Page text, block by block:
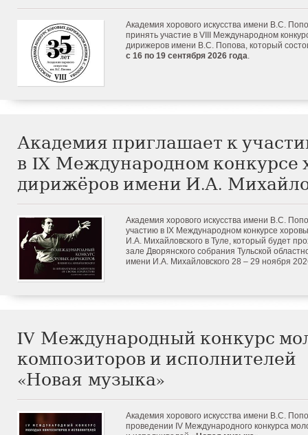
Академия хорового искусства имени В.С.
принять участие в VIII
Международном
дирижеров имени В.С. Попова, который
с 16 по 19 сентября 2026 года.
Академия приглашает к
в IX Международном конкурсе
дирижёров имени И.А.
Академия хорового искусства имени В.С.
участию в IX Международном конкурсе
И.А. Михайловского в Туле, который будет
зале Дворянского собрания Тульской
имени И.А. Михайловского 28 – 29 ноября
IV Международный конкурс
композиторов и исполнителей
«Новая музыка»
Академия хорового искусства имени В.С.
проведении IV Международного конкурса